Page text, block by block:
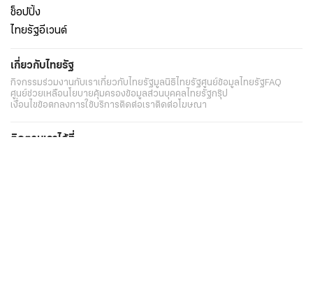
ช็อปปิ้ง
ไทยรัฐอีเวนต์
เกี่ยวกับไทยรัฐ
กิจกรรมร่วมงานกับเราเกี่ยวกับไทยรัฐมูลนิธิไทยรัฐศูนย์ข้อมูลไทยรัฐFAQ
ศูนย์ช่วยเหลือนโยบายคุ้มครองข้อมูลส่วนบุคคลไทยรัฐกรุ๊ป
เงื่อนไขข้อตกลงการใช้บริการติดต่อเราติดต่อโฆษณา
ติดตามเราได้ที่